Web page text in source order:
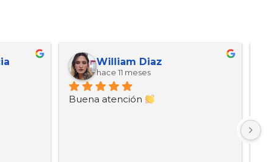
William Diaz
hace 11 meses
Buena atención